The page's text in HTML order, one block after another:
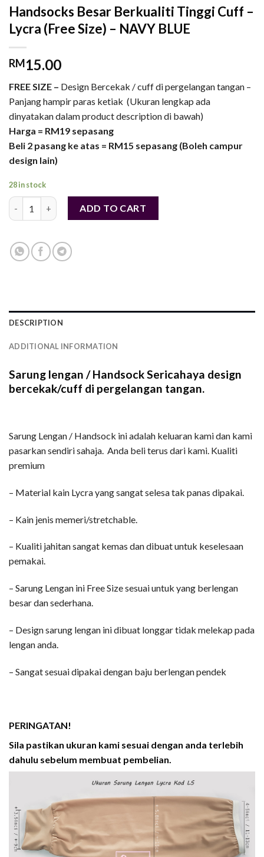
Handsocks Besar Berkualiti Tinggi Cuff –
Lycra (Free Size) – NAVY BLUE
RM15.00
FREE SIZE – Design Bercekak / cuff di pergelangan tangan –
Panjang hampir paras ketiak (Ukuran lengkap ada
dinyatakan dalam product description di bawah)
Harga = RM19 sepasang
Beli 2 pasang ke atas = RM15 sepasang (Boleh campur
design lain)
28 in stock
Handsocks Besar Berkualiti Tinggi Cuff – Lycra (Free Size) -
ADD TO CART
DESCRIPTION
ADDITIONAL INFORMATION
Sarung lengan / Handsock Sericahaya design
bercekak/cuff di pergelangan tangan.
Sarung Lengan / Handsock ini adalah keluaran kami dan kami
pasarkan sendiri sahaja. Anda beli terus dari kami. Kualiti
premium
– Material kain Lycra yang sangat selesa tak panas dipakai.
– Kain jenis memeri/stretchable.
– Kualiti jahitan sangat kemas dan dibuat untuk keselesaan
pemakai.
– Sarung Lengan ini Free Size sesuai untuk yang berlengan
besar dan sederhana.
– Design sarung lengan ini dibuat longgar tidak melekap pada
lengan anda.
– Sangat sesuai dipakai dengan baju berlengan pendek
PERINGATAN!
Sila pastikan ukuran kami sesuai dengan anda terlebih
dahulu sebelum membuat pembelian.